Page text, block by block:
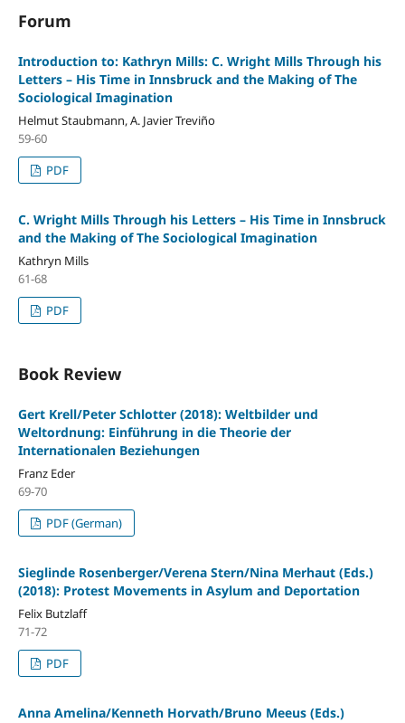
Forum
Introduction to: Kathryn Mills: C. Wright Mills Through his
Letters – His Time in Innsbruck and the Making of The
Sociological Imagination
Helmut Staubmann, A. Javier Treviño
59-60
PDF
C. Wright Mills Through his Letters – His Time in Innsbruck
and the Making of The Sociological Imagination
Kathryn Mills
61-68
PDF
Book Review
Gert Krell/Peter Schlotter (2018): Weltbilder und
Weltordnung: Einführung in die Theorie der
Internationalen Beziehungen
Franz Eder
69-70
PDF (German)
Sieglinde Rosenberger/Verena Stern/Nina Merhaut (Eds.)
(2018): Protest Movements in Asylum and Deportation
Felix Butzlaff
71-72
PDF
Anna Amelina/Kenneth Horvath/Bruno Meeus (Eds.)